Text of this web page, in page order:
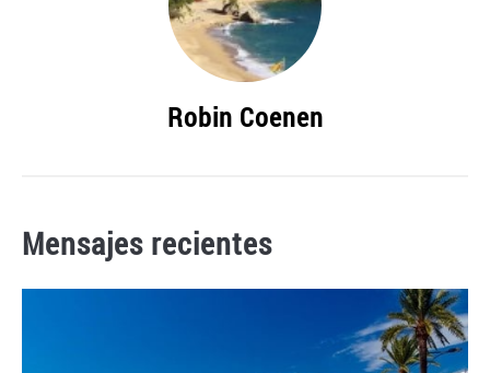
Robin Coenen
Mensajes recientes